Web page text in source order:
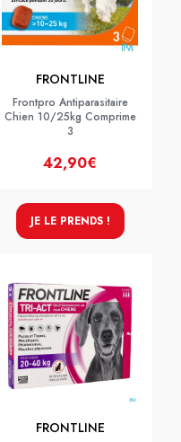
FRONTLINE
Frontpro Antiparasitaire
Chien 10/25kg Comprime
3
42,90€
JE LE PRENDS !
FRONTLINE